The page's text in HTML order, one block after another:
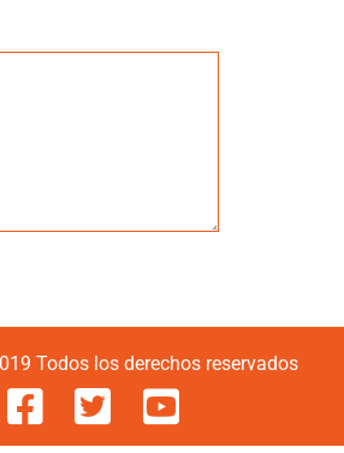
Todos los derechos reservados